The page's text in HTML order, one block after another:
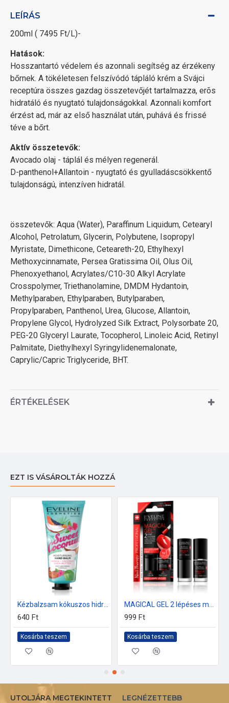
LEÍRÁS
200ml ( 7495 Ft/L)-
Hatások:
Hosszantartó védelem és azonnali segítség az érzékeny
bőrnek. A tökéletesen felszívódó tápláló krém a Svájci
receptúra összes gazdag összetevőjét tartalmazza, erõs
hidratáló és nyugtató tulajdonságokkal. Azonnali komfort
érzést ad, már az első használat után, puhává és frissé
téve a bőrt.
Aktív összetevők:
Avocado olaj - táplál és mélyen regenerál.
D-panthenol+Allantoin - nyugtató és gyulladáscsökkentő
tulajdonságú, intenzíven hidratál.
összetevők: Aqua (Water), Paraffinum Liquidum, Cetearyl
Alcohol, Petrolatum, Glycerin, Polybutene, Isopropyl
Myristate, Dimethicone, Ceteareth-20, Ethylhexyl
Methoxycinnamate, Persea Gratissima Oil, Olus Oil,
Phenoxyethanol, Acrylates/C10-30 Alkyl Acrylate
Crosspolymer, Triethanolamine, DMDM Hydantoin,
Methylparaben, Ethylparaben, Butylparaben,
Propylparaben, Panthenol, Urea, Glucose, Allantoin,
Propylene Glycol, Hydrolyzed Silk Extract, Polysorbate 20,
PEG-20 Glyceryl Laurate, Tocopherol, Linoleic Acid, Retinyl
Palmitate, Diethylhexyl Syringylidenemalonate,
Caprylic/Capric Triglyceride, BHT.
ÉRTÉKELÉSEK
EZT IS VÁSÁROLTÁK HOZZÁ
640 Ft
Kosárba teszem
999 Ft
Kosárba teszem
UTOLJÁRA MEGTEKINTETT LEGNÉZETTEBB